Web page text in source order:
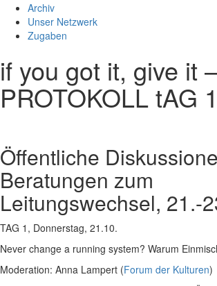
Archiv
Unser Netzwerk
Zugaben
if you got it, give it
PROTOKOLL tAG 1
Öffentliche
Beratungen zum
Leitungswechsel, 21.-
TAG 1, Donnerstag, 21.10.
Never change a running system? Warum
Moderation: Anna Lampert (Forum der Kulturen)